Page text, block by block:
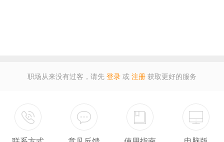
职场从来没有过客，请先 登录 或 注册 获取更好的服务